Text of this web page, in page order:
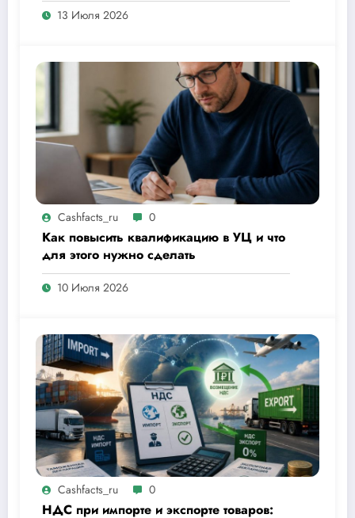
13 Июля 2026
Cashfacts_ru 0
Как повысить квалификацию в УЦ и что
для этого нужно сделать
10 Июля 2026
Cashfacts_ru 0
НДС при импорте и экспорте товаров: